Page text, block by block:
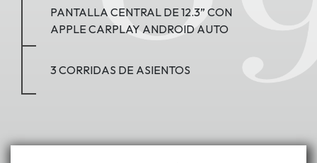
PANTALLA CENTRAL DE 12.3” CON
APPLE CARPLAY ANDROID AUTO
3 CORRIDAS DE ASIENTOS